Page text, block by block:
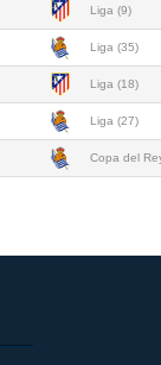
Liga (9)
Liga (35)
Liga (18)
Liga (27)
Copa del